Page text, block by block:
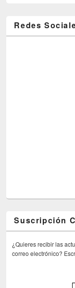
Redes
Suscripción
¿Quieres recibir las
correo electrónico?